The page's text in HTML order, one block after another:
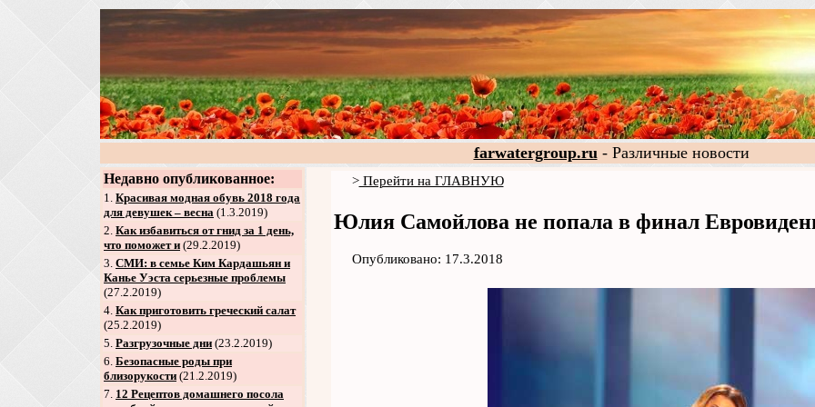
farwatergroup.ru- Различные новости
Недавно опубликованное:
1. Красивая модная обувь 2018 года
для девушек – весна (1.3.2019)
2. Как избавиться от гнид за 1 день,
что поможет и (29.2.2019)
3. СМИ: в семье Ким Кардашьян и
Канье Уэста серьезные проблемы
(27.2.2019)
4. Как приготовить греческий салат
(25.2.2019)
5. Разгрузочные дни (23.2.2019)
6. Безопасные роды при
близорукости (21.2.2019)
7. 12 Рецептов домашнего посола
>Перейти на ГЛАВНУЮ
Юлия Самойлова не попала в финал
Опубликовано: 17.3.2018